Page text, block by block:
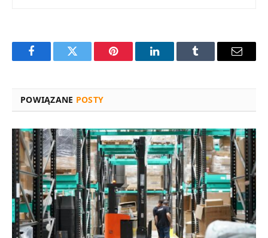
FacebookTwitter Pinterest LinkedInTumblr
E-
POWIĄZANE POSTY